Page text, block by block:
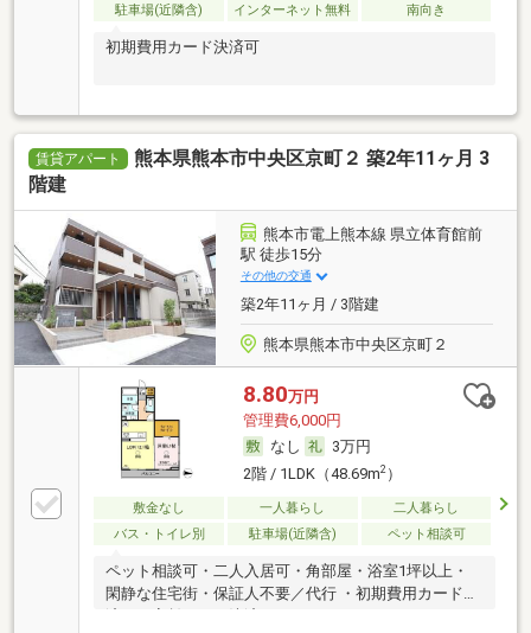
駐車場(近隣含)
インターネット無料 南向き
初期費用カード決済可
賃貸アパート
熊本県熊本市中央区京町２ 築2年11ヶ月 3
階建
熊本市電上熊本線 県立体育館前
駅 徒歩15分
その他の交通
築2年11ヶ月 / 3階建
熊本県熊本市中央区京町２
8.80万円
管理費6,000円
なし
3万円
2階 / 1LDK（48.69m2）
敷金なし 一人暮らし
二人暮らし
バス・トイレ別
駐車場(近隣含) ペット相談可
ペット相談可・二人入居可・角部屋・浴室1坪以上・
閑静な住宅街・保証人不要／代行 ・初期費用カード決
済可・家賃カード決済可